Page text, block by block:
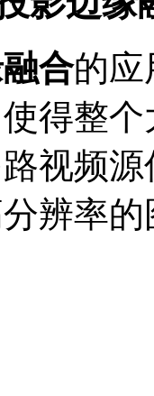
合的应
得整
视频
分辨率